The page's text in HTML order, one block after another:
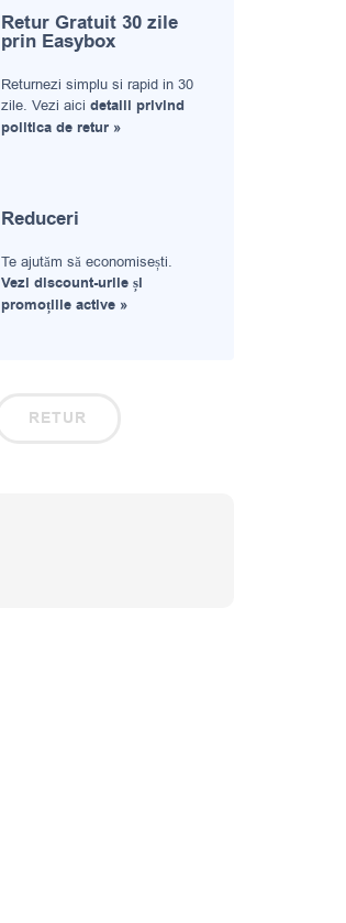
Retur Gratuit 30 zile
prin Easybox
Returnezi simplu si rapid in 30
zile. Vezi aici detalii privind
politica de retur »
Reduceri
Te ajutăm să economisești.
Vezi discount-urile și
promoțiile active »
RETUR